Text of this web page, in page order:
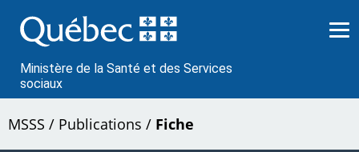
au
contenu
Ministère de la Santé et des Services
sociaux
MSSS / Publications / Fiche